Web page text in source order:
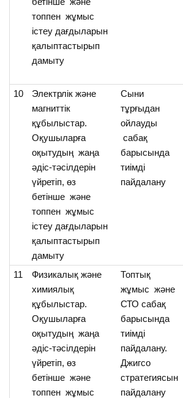
топпен жұмыс
істеу дағдыларын
қалыптастырып
дамыту
10
Электрлік және
магниттік
құбылыстар.
Оқушыларға
оқытудың жаңа
әдіс-тәсілдерін
үйретіп, өз
бетінше және
топпен жұмыс
істеу дағдыларын
қалыптастырып
дамыту
Cыни
тұрғыдан
ойлауды
сабақ
барысында
тиімді
пайдалану
11
Физикалық және
химиялық
құбылыстар.
Оқушыларға
оқытудың жаңа
әдіс-тәсілдерін
үйретіп, өз
бетінше және
топпен жұмыс
Топтық
жұмыс және
СТО сабақ
барысында
тиімді
пайдалану.
Джигсо
стратегиясын
пайдалану